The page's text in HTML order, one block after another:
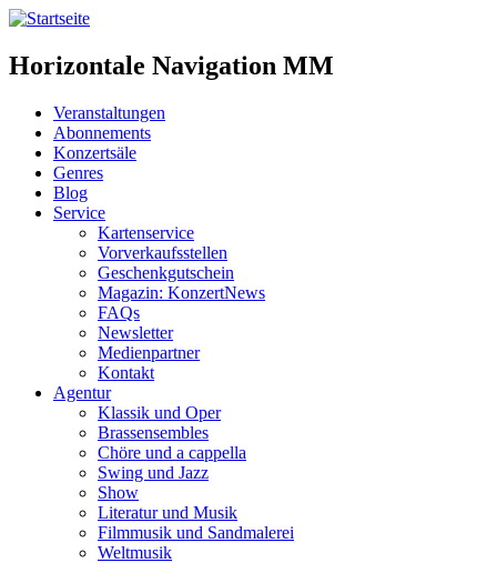
Horizontale Navigation MM
Veranstaltungen
Abonnements
Konzertsäle
Genres
Blog
Service
Kartenservice
Vorverkaufsstellen
Geschenkgutschein
Magazin: KonzertNews
FAQs
Newsletter
Medienpartner
Kontakt
Agentur
Klassik und Oper
Brassensembles
Chöre und a cappella
Swing und Jazz
Show
Literatur und Musik
Filmmusik und Sandmalerei
Weltmusik